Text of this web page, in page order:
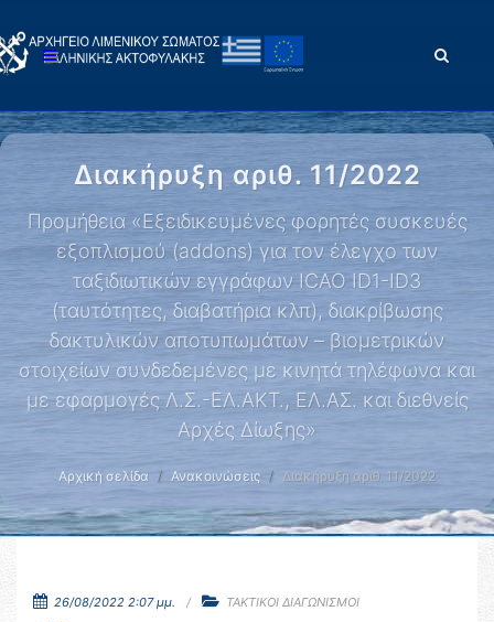
Διακήρυξη αριθ. 11/2022
Προμήθεια «Εξειδικευμένες φορητές συσκευές
εξοπλισμού (addons) για τον έλεγχο των
ταξιδιωτικών εγγράφων ICAO ID1-ID3
(ταυτότητες, διαβατήρια κλπ), διακρίβωσης
δακτυλικών αποτυπωμάτων – βιομετρικών
στοιχείων συνδεδεμένες με κινητά τηλέφωνα και
με εφαρμογές Λ.Σ.-ΕΛ.ΑΚΤ., ΕΛ.ΑΣ. και διεθνείς
Αρχές Δίωξης»
Αρχική σελίδα Ανακοινώσεις Διακήρυξη αριθ. 11/2022
26/08/2022 2:07 μμ.
ΤΑΚΤΙΚΟΙ ΔΙΑΓΩΝΙΣΜΟΙ